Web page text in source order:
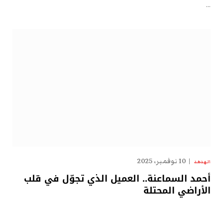
…
الهدهد 10 نوفمبر، 2025
أحمد السماعنة.. العميل الذي تجوّل في قلب
الأراضي المحتلة